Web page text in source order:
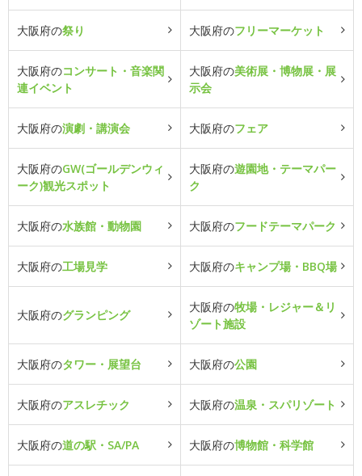
大阪府の祭り 大阪府のフリーマーケット
大阪府のコンサート・音楽関
連イベント
大阪府の美術展・博物展・展
示会
大阪府の演劇・講演会 大阪府のフェア
大阪府のGW(ゴールデンウィ
ーク)観光スポット
大阪府の遊園地・テーマパー
ク
大阪府の水族館・動物園 大阪府のフードテーマパーク
大阪府の工場見学 大阪府のキャンプ場・BBQ場
大阪府のグランピング
大阪府の牧場・レジャー＆リ
ゾート施設
大阪府のタワー・展望台 大阪府の公園
大阪府のアスレチック 大阪府の温泉・スパリゾート
大阪府の道の駅・SA/PA 大阪府の博物館・科学館